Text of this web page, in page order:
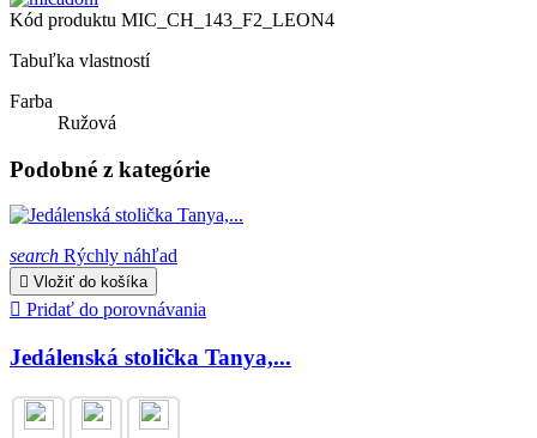
Kód produktu MIC_CH_143_F2_LEON4
Tabuľka vlastností
Farba
Ružová
Podobné z kategórie
search Rýchly náhľad
 Vložiť do košíka
 Pridať do porovnávania
Jedálenská stolička Tanya,...